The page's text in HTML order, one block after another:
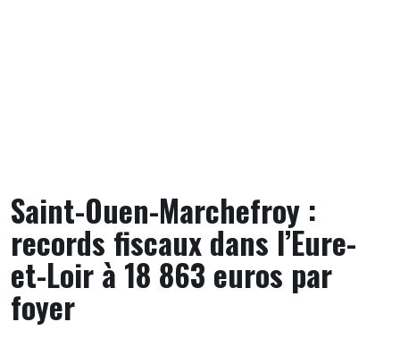
Saint-Ouen-Marchefroy :
records fiscaux dans l’Eure-
et-Loir à 18 863 euros par
foyer